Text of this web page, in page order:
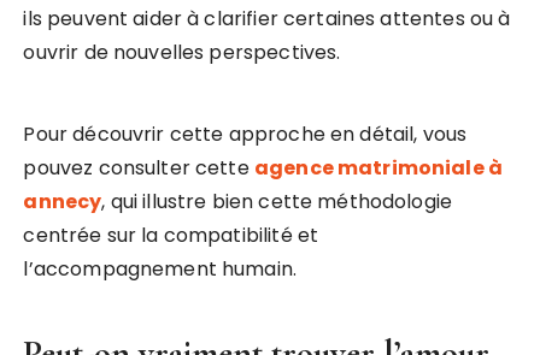
ils peuvent aider à clarifier certaines attentes ou à
ouvrir de nouvelles perspectives.
Pour découvrir cette approche en détail, vous
pouvez consulter cette agence matrimoniale à
annecy, qui illustre bien cette méthodologie
centrée sur la compatibilité et
l’accompagnement humain.